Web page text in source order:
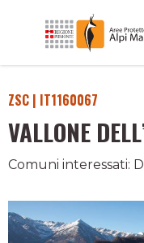
ZSC | IT1160067
VALLONE
Comuni interessati: